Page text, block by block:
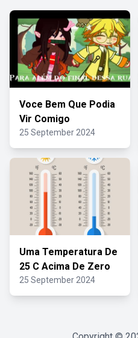
Voce Bem Que Podia
Vir Comigo
25 September 2024
Uma Temperatura De
25 C Acima De Zero
25 September 2024